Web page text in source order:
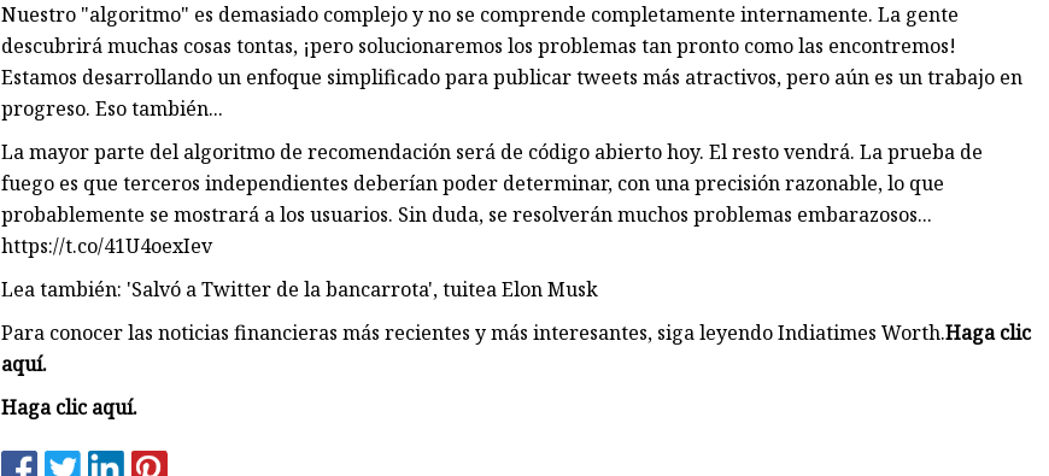
Nuestro "algoritmo" es demasiado complejo y no se comprende completamente internamente. La gente
descubrirá muchas cosas tontas, ¡pero solucionaremos los problemas tan pronto como las encontremos!
Estamos desarrollando un enfoque simplificado para publicar tweets más atractivos, pero aún es un trabajo en
progreso. Eso también...
La mayor parte del algoritmo de recomendación será de código abierto hoy. El resto vendrá. La prueba de
fuego es que terceros independientes deberían poder determinar, con una precisión razonable, lo que
probablemente se mostrará a los usuarios. Sin duda, se resolverán muchos problemas embarazosos...
https://t.co/41U4oexIev
Lea también: 'Salvó a Twitter de la bancarrota', tuitea Elon Musk
Para conocer las noticias financieras más recientes y más interesantes, siga leyendo Indiatimes Worth.Haga clic
aquí.
Haga clic aquí.